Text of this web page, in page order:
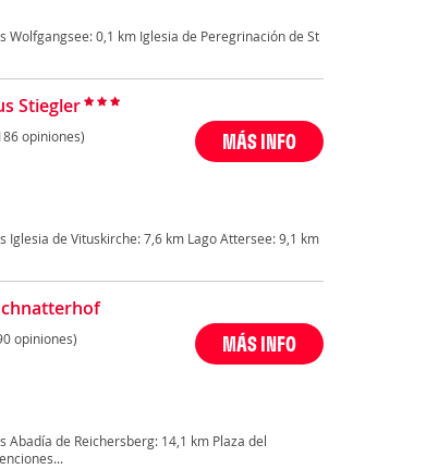
0,1 km Iglesia de Peregrinación de St
Stiegler
opiniones) MÁS INFO
de Vituskirche: 7,6 km Lago Attersee: 9,1 km
opiniones) MÁS INFO
de Reichersberg: 14,1 km Plaza del